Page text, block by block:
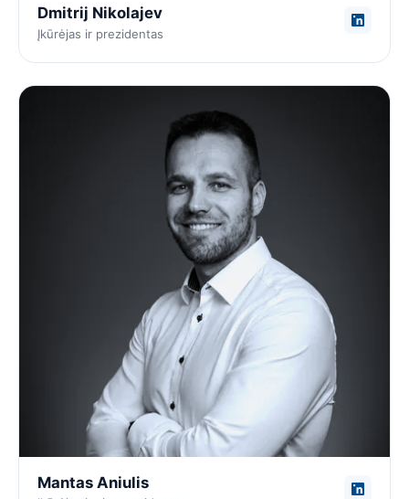
Dmitrij Nikolajev
Įkūrėjas ir prezidentas
Mantas Aniulis